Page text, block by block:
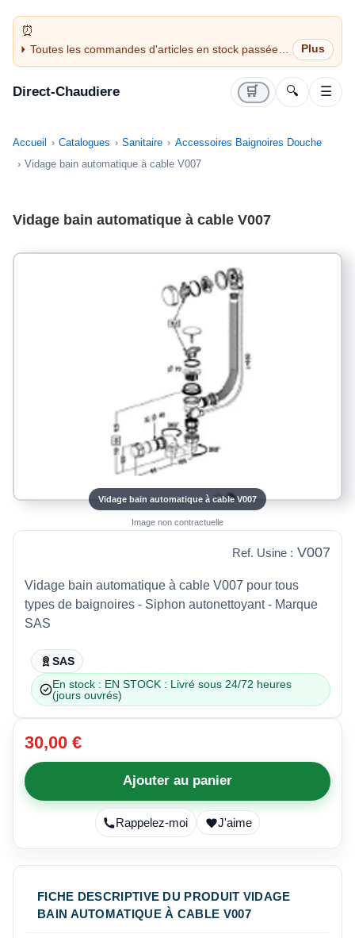
Toutes les commandes d'articles en stock passées
avant 14H sont expédiées le jour même (jours
Direct-Chaudiere 🛒 🔍 ☰
Accueil Catalogues Sanitaire
Accessoires Baignoires Douche
Vidage bain automatique à cable V007
Vidage bain automatique à cable V007
Vidage bain automatique à cable V007
Image non contractuelle
Ref. Usine : V007
Vidage bain automatique à cable V007 pour tous
types de baignoires - Siphon autonettoyant - Marque
SAS
SAS
En stock : EN STOCK : Livré sous 24/72 heures
(jours ouvrés)
30,00 €
Ajouter au panier
Rappelez-moi J'aime
FICHE DESCRIPTIVE DU PRODUIT VIDAGE
BAIN AUTOMATIQUE À CABLE V007